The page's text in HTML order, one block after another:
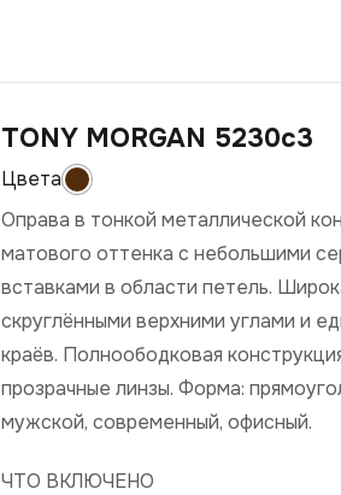
TONY MORGAN 5230c3
Оправа в тонкой металлической
матового оттенка с небольшими
вставками в области петель.
скруглёнными верхними углами и
краёв. Полноободковая
прозрачные линзы. Форма:
мужской, современный, офисный.
ЧТО ВКЛЮЧЕНО